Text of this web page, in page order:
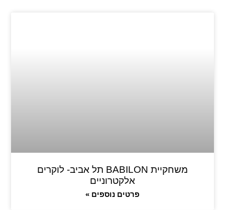
משחקיית BABILON תל אביב- לוקרים
אלקטרוניים
פרטים נוספים »